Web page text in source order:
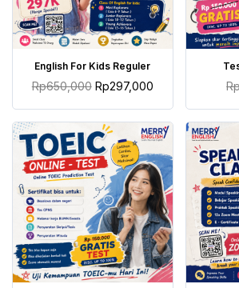
TAMBAH KE KERANJANG
English For Kids Reguler
Rp650,000 Rp297,000